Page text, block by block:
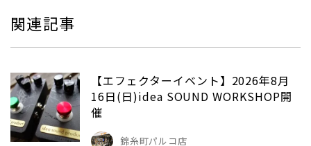
関連記事
【エフェクターイベント】2026年8月
16日(日)idea SOUND WORKSHOP開
催
錦糸町パルコ店